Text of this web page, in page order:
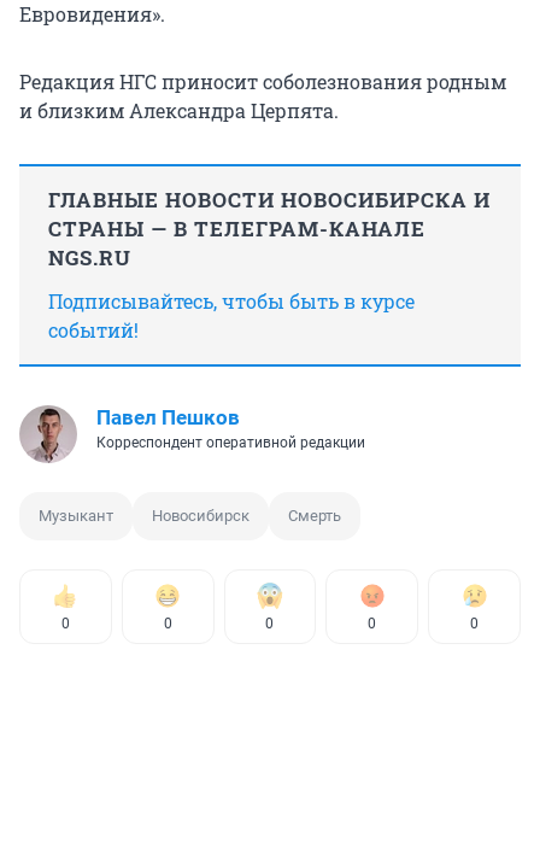
Евровидения».
Редакция НГС приносит соболезнования родным
и близким Александра Церпята.
ГЛАВНЫЕ НОВОСТИ НОВОСИБИРСКА И
СТРАНЫ — В ТЕЛЕГРАМ-КАНАЛЕ
NGS.RU
Подписывайтесь, чтобы быть в курсе
событий!
Павел Пешков
Корреспондент оперативной редакции
Музыкант Новосибирск Смерть
0 0 0 0 0